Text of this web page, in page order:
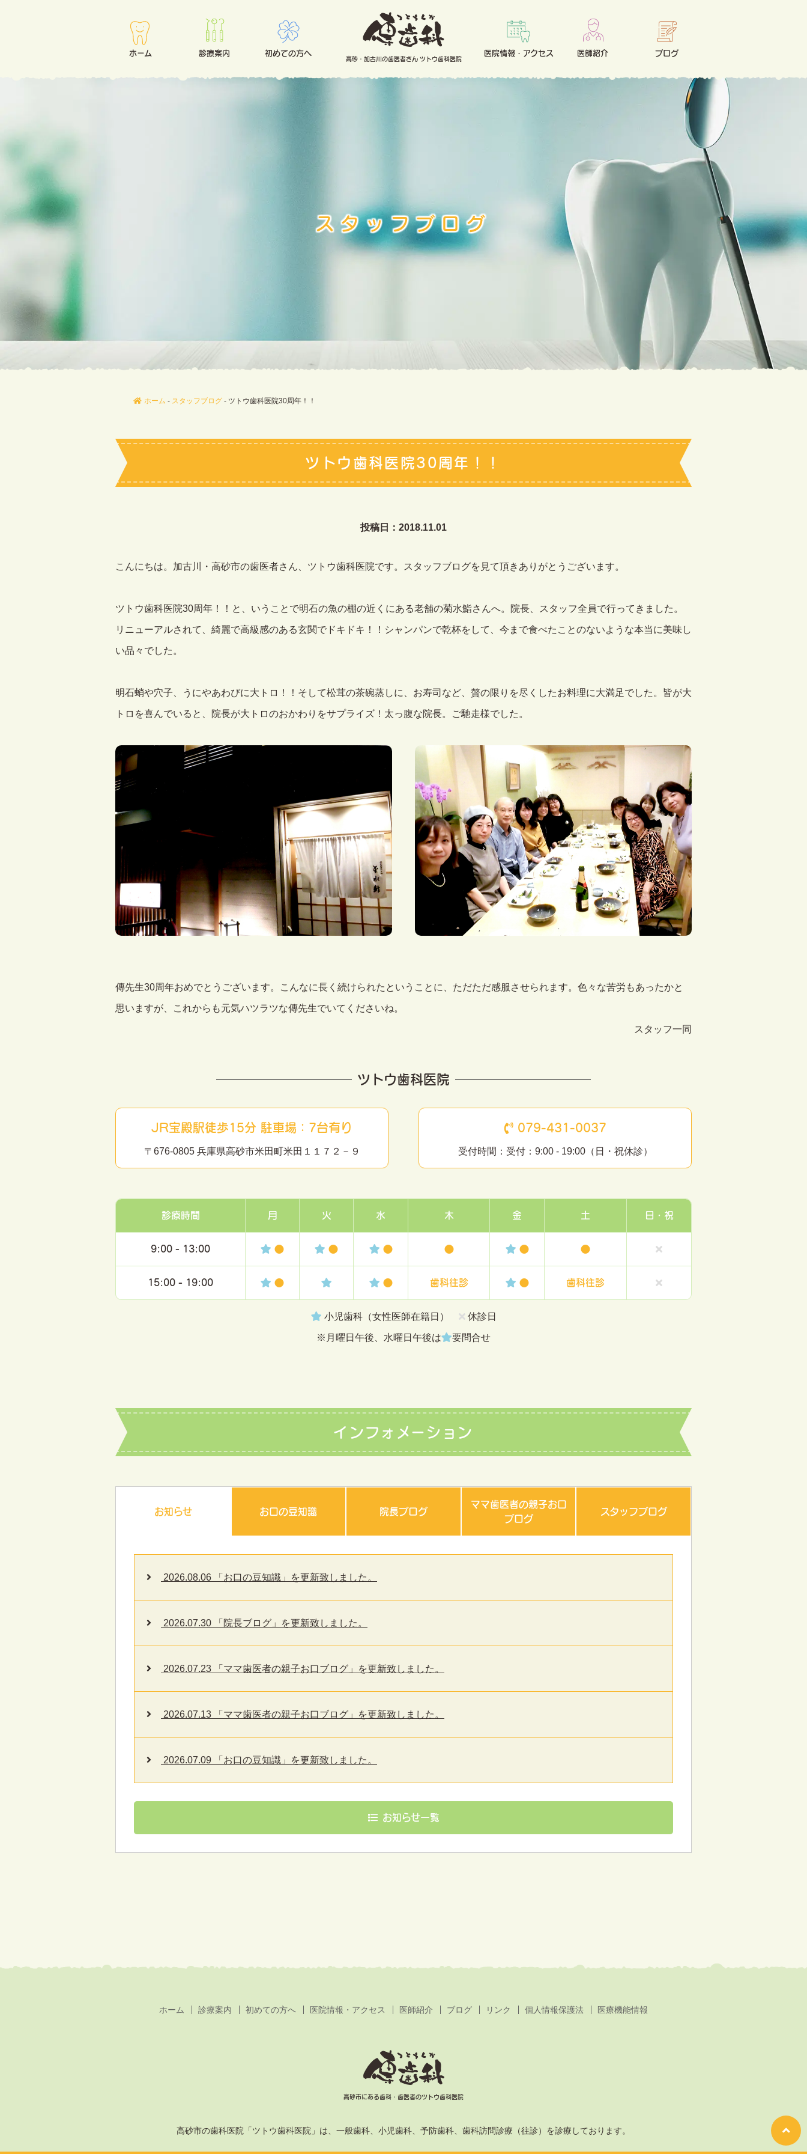
高砂・加古川の歯医者さん ツトウ歯科医院
ホーム 診療案内 初めての方へ 医院情報・アクセス 医師紹介 ブログ
スタッフブログ
ホーム - スタッフブログ- ツトウ歯科医院30周年！！
ツトウ歯科医院30周年！！
投稿日：2018.11.01
こんにちは。加古川・高砂市の歯医者さん、ツトウ歯科医院です。スタッフブログを見て頂きありがとうございます。
ツトウ歯科医院30周年！！と、いうことで明石の魚の棚の近くにある老舗の菊水鮨さんへ。院長、スタッフ全員で行ってきました。
リニューアルされて、綺麗で高級感のある玄関でドキドキ！！シャンパンで乾杯をして、今まで食べたことのないような本当に美味し
い品々でした。
明石蛸や穴子、うにやあわびに大トロ！！そして松茸の茶碗蒸しに、お寿司など、贅の限りを尽くしたお料理に大満足でした。皆が大
トロを喜んでいると、院長が大トロのおかわりをサプライズ！太っ腹な院長。ご馳走様でした。
傳先生30周年おめでとうございます。こんなに長く続けられたということに、ただただ感服させられます。色々な苦労もあったかと
思いますが、これからも元気ハツラツな傳先生でいてくださいね。
スタッフ一同
ツトウ歯科医院
JR宝殿駅徒歩15分 駐車場：7台有り
〒676-0805 兵庫県高砂市米田町米田１１７２－９
079-431-0037
受付時間：受付：9:00 - 19:00（日・祝休診）
診療時間 月 火 水 木 金 土 日・祝
9:00 - 13:00 ● ● ● ● ● ●
15:00 - 19:00 ● ● 歯科往診 ● 歯科往診
小児歯科（女性医師在籍日） 休診日
※月曜日午後、水曜日午後は 要問合せ
インフォメーション
お知らせ
2026.08.06 「お口の豆知識」を更新致しました。
2026.07.30 「院長ブログ」を更新致しました。
2026.07.23 「ママ歯医者の親子お口ブログ」を更新致しました。
2026.07.13 「ママ歯医者の親子お口ブログ」を更新致しました。
2026.07.09 「お口の豆知識」を更新致しました。
お知らせ一覧
お口の豆知識 院長ブログ
ママ歯医者の親子お口
ブログ
スタッフブログ
ホーム 診療案内 初めての方へ 医院情報・アクセス 医師紹介 ブログ リンク 個人情報保護法 医療機能情報
高砂市にある歯科・歯医者のツトウ歯科医院
高砂市の歯科医院「ツトウ歯科医院」は、一般歯科、小児歯科、予防歯科、歯科訪問診療（往診）を診療しております。